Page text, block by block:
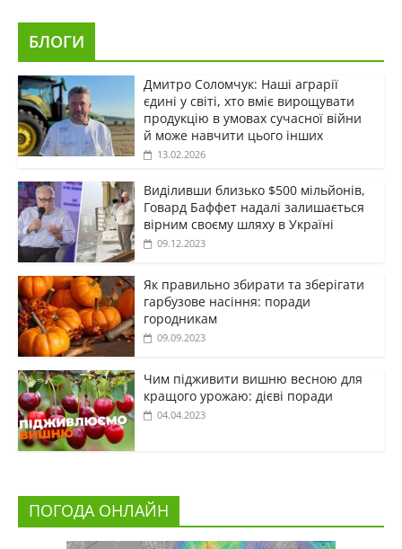
БЛОГИ
Дмитро Соломчук: Наші аграрії
єдині у світі, хто вміє вирощувати
продукцію в умовах сучасної війни
й може навчити цього інших
13.02.2026
Виділивши близько $500 мільйонів,
Говард Баффет надалі залишається
вірним своєму шляху в Україні
09.12.2023
Як правильно збирати та зберігати
гарбузове насіння: поради
городникам
09.09.2023
Чим підживити вишню весною для
кращого урожаю: дієві поради
04.04.2023
ПОГОДА ОНЛАЙН